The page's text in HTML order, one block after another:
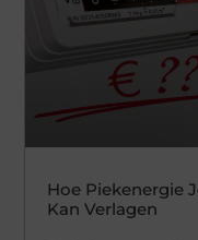
Hoe Piekenergie
Kan Verlagen